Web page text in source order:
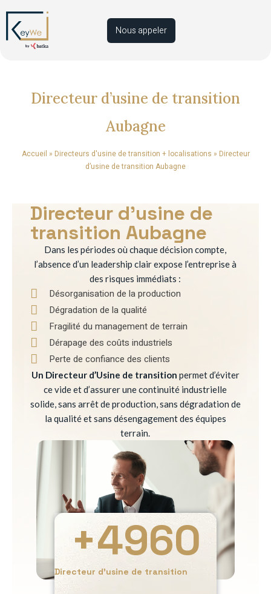
Nous appeler
Directeur d’usine de transition
Aubagne
Accueil » Directeurs d'usine de transition + localisations » Directeur
d’usine de transition Aubagne
Directeur d’usine de
transition Aubagne
Dans les périodes où chaque décision compte,
l’absence d’un leadership clair expose l’entreprise à
des risques immédiats :
Désorganisation de la production
Dégradation de la qualité
Fragilité du management de terrain
Dérapage des coûts industriels
Perte de confiance des clients
Un Directeur d’Usine de transition permet d’éviter
ce vide et d’assurer une continuité industrielle
solide, sans arrêt de production, sans dégradation de
la qualité et sans désengagement des équipes
terrain.
Directeur d’usine de transition
+4960